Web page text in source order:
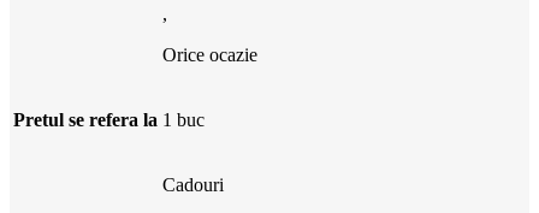
,
Orice ocazie
Pretul se refera la 1 buc
Cadouri